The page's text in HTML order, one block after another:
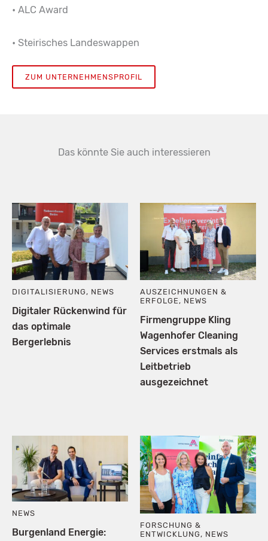
• ALC Award
• Steirisches Landeswappen
ZUM UNTERNEHMENSPROFIL
Das könnte Sie auch interessieren
DIGITALISIERUNG , NEWS
Digitaler Rückenwind für
das optimale
Bergerlebnis
AUSZEICHNUNGEN &
ERFOLGE, NEWS
Firmengruppe Kling
Wagenhofer Cleaning
Services erstmals als
Leitbetrieb
ausgezeichnet
NEWS
Burgenland Energie:
FORSCHUNG &
ENTWICKLUNG , NEWS